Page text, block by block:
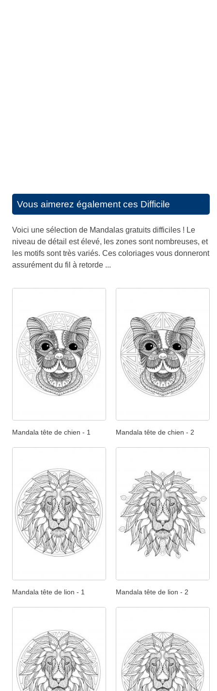
Vous aimerez également ces Difficile
Voici une sélection de Mandalas gratuits difficiles ! Le
niveau de détail est élevé, les zones sont nombreuses, et
les motifs sont très variés. Ces coloriages vous donneront
assurément du fil à retorde ...
Mandala tête de chien - 1 Mandala tête de chien - 2
Mandala tête de lion - 1 Mandala tête de lion - 2